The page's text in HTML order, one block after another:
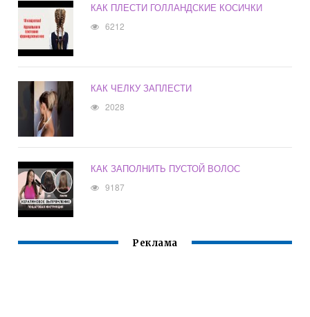
КАК ПЛЕСТИ ГОЛЛАНДСКИЕ КОСИЧКИ
6212
КАК ЧЕЛКУ ЗАПЛЕСТИ
2028
КАК ЗАПОЛНИТЬ ПУСТОЙ ВОЛОС
9187
Реклама